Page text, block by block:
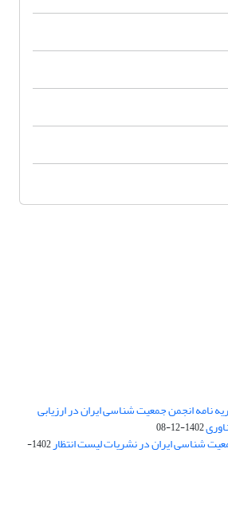
نامه انجمن جمعیت شناسی ایران در ارزیابی
1402-12-08
شناسی ایران در نشریات لیست انتظار
1402-